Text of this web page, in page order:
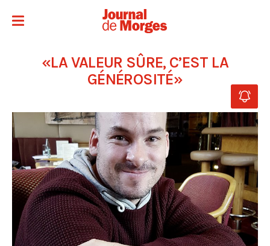
«LA VALEUR SÛRE, C’EST LA
GÉNÉROSITÉ»